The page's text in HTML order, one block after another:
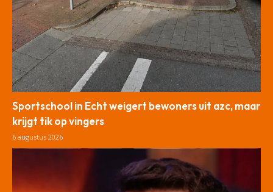
Sportschool in Echt weigert bewoners uit azc, maar
krijgt tik op vingers
6 augustus 2026